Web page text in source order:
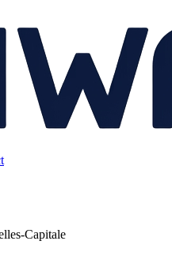
Capitale